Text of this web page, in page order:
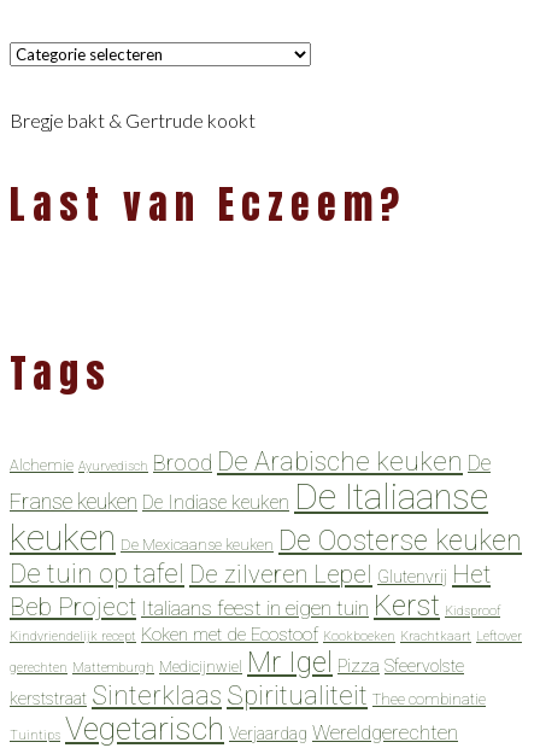
Categorieën
Bregje bakt & Gertrude kookt
Last van Eczeem?
Tags
Alchemie Ayurvedisch Brood De Arabische keuken De
Franse keuken De Indiase keuken De Italiaanse
keuken De Mexicaanse keuken De Oosterse keuken
De tuin op tafel De zilveren Lepel Glutenvrij Het
Beb Project Italiaans feest in eigen tuin Kerst Kidsproof
Kindvriendelijk recept Koken met de Ecostoof Kookboeken Krachtkaart Leftover
gerechten Mattemburgh Medicijnwiel Mr Igel Pizza Sfeervolste
kerststraat Sinterklaas Spiritualiteit Thee combinatie
Tuintips Vegetarisch Verjaardag Wereldgerechten